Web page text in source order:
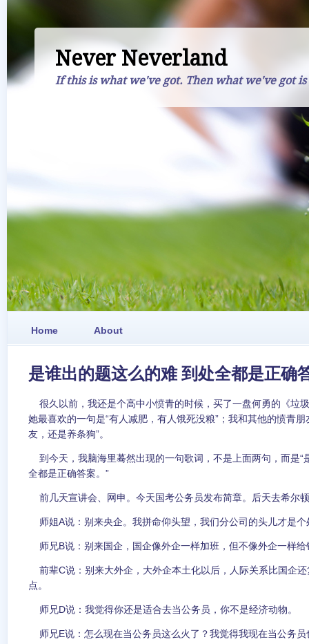
Never Neverland
If this is what we've got. Then what we've got is
Home About
是谁出的题这么的难 到处全都是正确
很久以前，我还是个高中小愤青的时候，买了一盘何勇的《垃
她最喜欢的一句是“有人减肥，有人饿死没粮”；我和其他的愤青
友，还是养条狗”。
到今天，我脑海里蓦然出现的一句歌词，不是上面两句，而是“
全都是正确答案。”
前几天宣讲会、网申。今天国考公务员发布简章。后天去希尔
师姐A说：别来央企。我拼命仰头望，我们分公司的头儿才是个
师兄B说：别来国企，国企像外企一样加班，但不像外企一样给
前辈C说：别来大外企，大外企本土化以后，人际关系比国企
点。
师兄D说：我觉得你还是适合去当公务员，你不是经济动物。
师兄E说：怎么现在当公务员这么火了？我觉得我现在当公务员